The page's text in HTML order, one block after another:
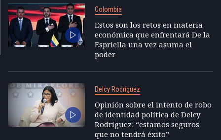
Colombia
Estos son los retos en materia
económica que enfrentará De la
Espriella una vez asuma el
poder
Delcy Rodríguez
Opinión sobre el intento de robo
de identidad política de Delcy
Rodríguez: “estamos seguros
que no tendrá éxito”